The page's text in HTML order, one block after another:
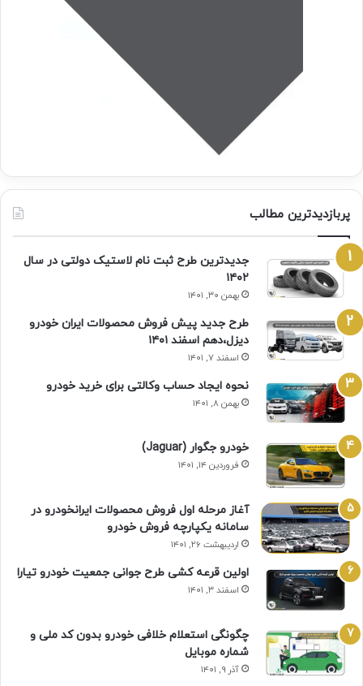
پربازدیدترین مطالب
جدیدترین طرح ثبت نام لاستیک دولتی در سال
۱۴۰۲
بهمن ۳۰, ۱۴۰۱
طرح جدید پیش فروش محصولات ایران خودرو
دیزل،دهم اسفند ۱۴۰۱
اسفند ۷, ۱۴۰۱
نحوه ایجاد حساب وکالتی برای خرید خودرو
بهمن ۸, ۱۴۰۱
خودرو جگوار (Jaguar)
فروردین ۱۴, ۱۴۰۱
آغاز مرحله اول فروش محصولات ایرانخودرو در
سامانه یکپارچه فروش خودرو
اردیبهشت ۲۶, ۱۴۰۱
اولین قرعه‌ کشی طرح جوانی جمعیت خودرو تیارا
اسفند ۳, ۱۴۰۱
چگونگی استعلام خلافی خودرو بدون کد ملی و
شماره موبایل
آذر ۹, ۱۴۰۱